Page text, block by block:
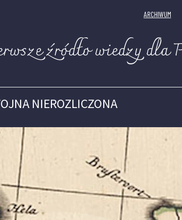
ARCHIWUM
źródło wiedzy dla
NIEROZLICZONA